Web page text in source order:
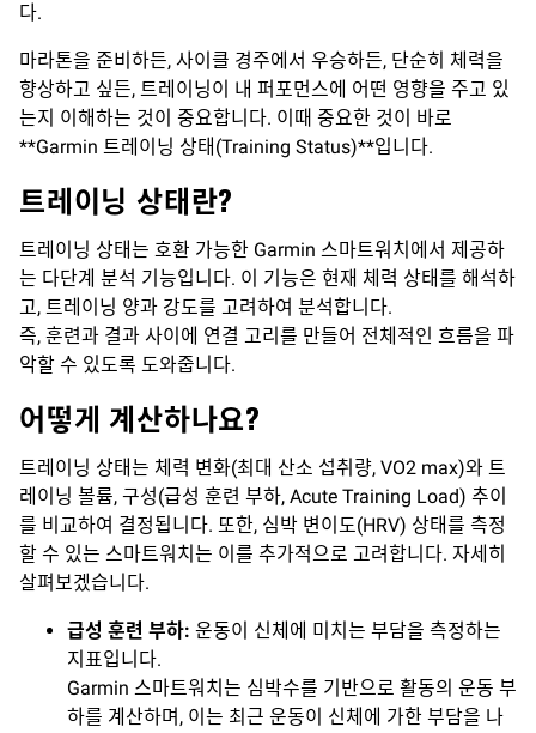
다.
마라톤을 준비하든, 사이클 경주에서 우승하든, 단순히 체력을
향상하고 싶든, 트레이닝이 내 퍼포먼스에 어떤 영향을 주고 있
는지 이해하는 것이 중요합니다. 이때 중요한 것이 바로
**Garmin 트레이닝 상태(Training Status)**입니다.
트레이닝 상태란?
트레이닝 상태는 호환 가능한 Garmin 스마트워치에서 제공하
는 다단계 분석 기능입니다. 이 기능은 현재 체력 상태를 해석하
고, 트레이닝 양과 강도를 고려하여 분석합니다.
즉, 훈련과 결과 사이에 연결 고리를 만들어 전체적인 흐름을 파
악할 수 있도록 도와줍니다.
어떻게 계산하나요?
트레이닝 상태는 체력 변화(최대 산소 섭취량, VO2 max)와 트
레이닝 볼륨, 구성(급성 훈련 부하, Acute Training Load) 추이
를 비교하여 결정됩니다. 또한, 심박 변이도(HRV) 상태를 측정
할 수 있는 스마트워치는 이를 추가적으로 고려합니다. 자세히
살펴보겠습니다.
급성 훈련 부하: 운동이 신체에 미치는 부담을 측정하는
지표입니다.
Garmin 스마트워치는 심박수를 기반으로 활동의 운동 부
하를 계산하며, 이는 최근 운동이 신체에 가한 부담을 나